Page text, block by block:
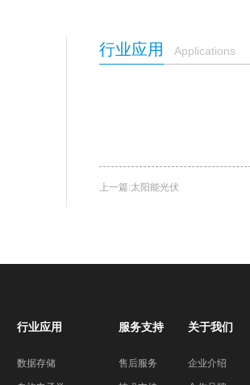
行业应用 Applications
上一篇:太阳能光伏
行业应用
数据存储
服务支持
售后服务
关于我们
企业介绍